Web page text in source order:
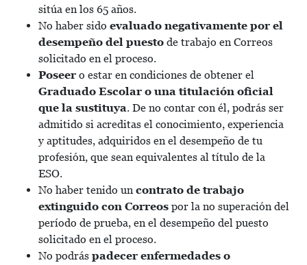
sitúa en los 65 años.
No haber sido evaluado negativamente por el
desempeño del puesto de trabajo en Correos
solicitado en el proceso.
Poseer o estar en condiciones de obtener el
Graduado Escolar o una titulación oficial
que la sustituya. De no contar con él, podrás ser
admitido si acreditas el conocimiento, experiencia
y aptitudes, adquiridos en el desempeño de tu
profesión, que sean equivalentes al título de la
ESO.
No haber tenido un contrato de trabajo
extinguido con Correos por la no superación del
período de prueba, en el desempeño del puesto
solicitado en el proceso.
No podrás padecer enfermedades o